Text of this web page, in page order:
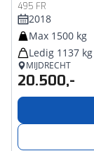
495 FR
2018
Max 1500 kg
Ledig 1137 kg
MIJDRECHT
20.500,-